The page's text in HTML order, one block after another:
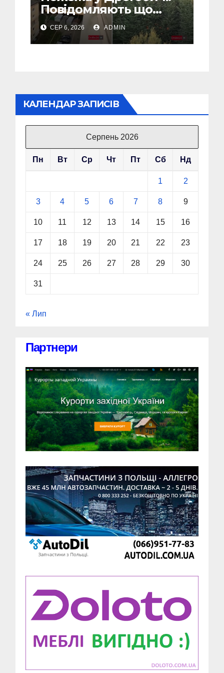
Повідомляють що
горіло 5 гаражів
(Відео)
СЕР 6, 2026 ADMIN
КАЛЕНДАР ЗАПИСІВ
Серпень 2026
Пн Вт Ср Чт Пт Сб Нд
1 2
3 4 5 6 7 8 9
10 11 12 13 14 15 16
17 18 19 20 21 22 23
24 25 26 27 28 29 30
31
« Лип
Партнери